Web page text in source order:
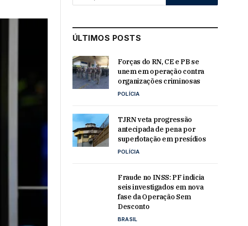
ÚLTIMOS POSTS
Forças do RN, CE e PB se
unem em operação contra
organizações criminosas
POLÍCIA
TJRN veta progressão
antecipada de pena por
superlotação em presídios
POLÍCIA
Fraude no INSS: PF indicia
seis investigados em nova
fase da Operação Sem
Desconto
BRASIL